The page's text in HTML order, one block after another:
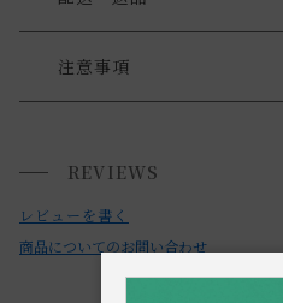
送料について
小型商品は、11,000円(税込)以
注意事項
で避けてください。
・キズつきやすい接地面での使
りますのでご注意ください。
・直射日光が当たる場所や高温
REVIEWS
レビューを書く
商品についてのお問い合わせ